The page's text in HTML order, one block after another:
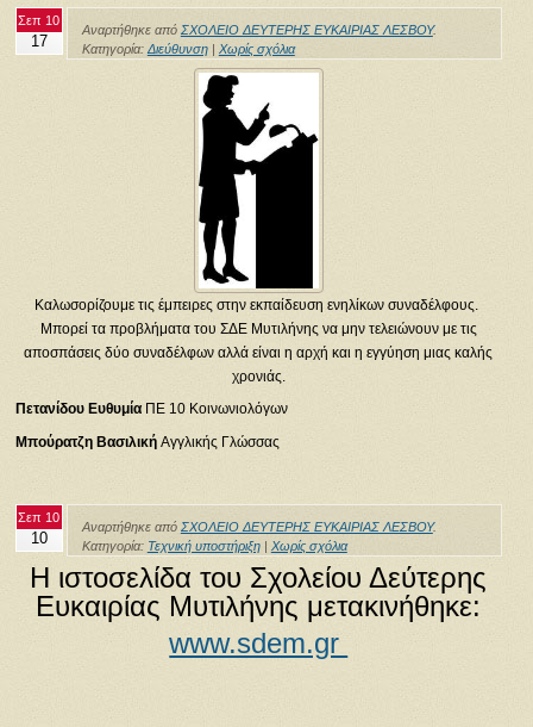
Σεπ 10
17
Αναρτήθηκε από ΣΧΟΛΕΙΟ ΔΕΥΤΕΡΗΣ ΕΥΚΑΙΡΙΑΣ ΛΕΣΒΟΥ.
Κατηγορία: Διεύθυνση| Χωρίς σχόλια
Καλωσορίζουμε τις έμπειρες στην εκπαίδευση ενηλίκων συναδέλφους.
Μπορεί τα προβλήματα του ΣΔΕ Μυτιλήνης να μην τελειώνουν με τις
αποσπάσεις δύο συναδέλφων αλλά είναι η αρχή και η εγγύηση μιας καλής
χρονιάς.
Πετανίδου Ευθυμία ΠΕ 10 Κοινωνιολόγων
Μπούρατζη Βασιλική Αγγλικής Γλώσσας
Σεπ 10
10
Αναρτήθηκε από ΣΧΟΛΕΙΟ ΔΕΥΤΕΡΗΣ ΕΥΚΑΙΡΙΑΣ ΛΕΣΒΟΥ.
Κατηγορία: Τεχνική υποστήριξη| Χωρίς σχόλια
Η ιστοσελίδα του Σχολείου Δεύτερης
Ευκαιρίας Μυτιλήνης μετακινήθηκε:
www.sdem.gr